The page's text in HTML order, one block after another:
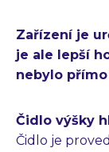
Zařízení je
je ale lepší
nebylo
Čidlo výšky
Čidlo je